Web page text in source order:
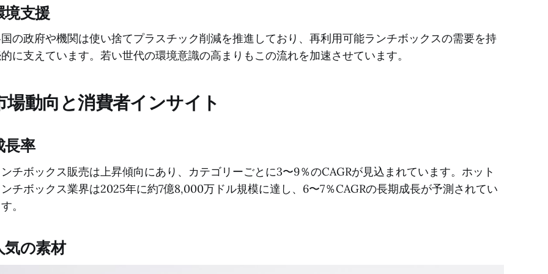
境支援
の政府や機関は使い捨てプラスチック削減を推進しており、再利用可能ランチボックスの需要を持
に支えています。若い世代の環境意識の高まりもこの流れを加速させています。
場動向と消費者インサイト
長率
チボックス販売は上昇傾向にあり、カテゴリーごとに3〜9％のCAGRが見込まれています。ホット
チボックス業界は2025年に約7億8,000万ドル規模に達し、6〜7％CAGRの長期成長が予測されてい
。
気の素材